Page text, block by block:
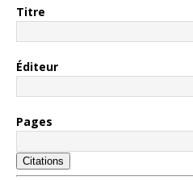
Titre
Éditeur
Pages
Citations